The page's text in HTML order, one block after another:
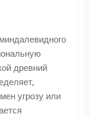
древний
угрозу или